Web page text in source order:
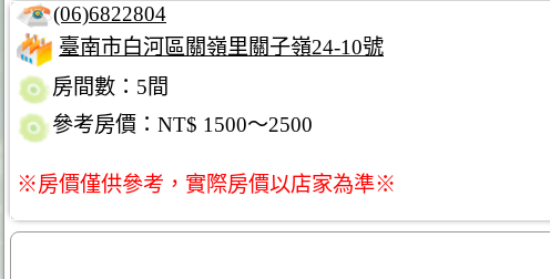
(06)6822804
臺南市白河區關嶺里關子嶺24-10號
房間數：5間
參考房價：NT$ 1500～2500
※房價僅供參考，實際房價以店家為準※